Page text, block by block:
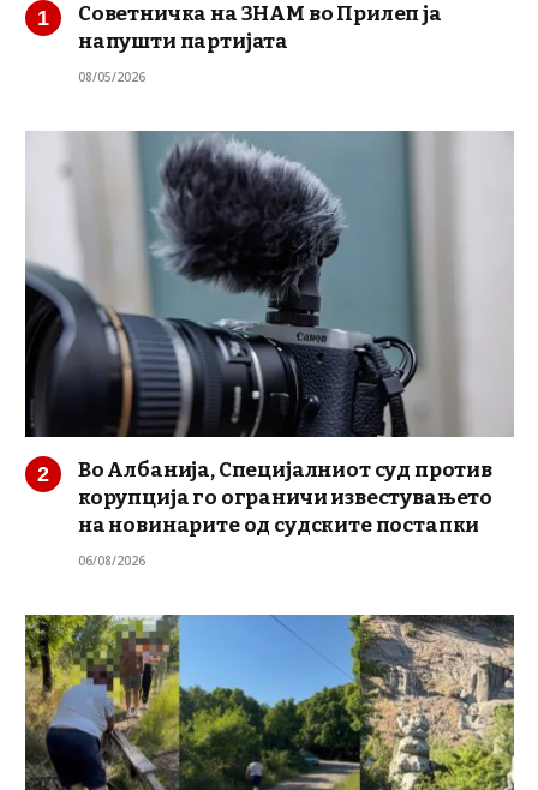
Советничка на ЗНАМ во Прилеп ја
напушти партијата
08/05/2026
Во Албанија, Специјалниот суд против
корупција го ограничи известувањето
на новинарите од судските постапки
06/08/2026